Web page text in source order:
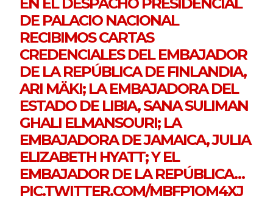
EN EL DESPACHO PRESIDENCIAL
DE PALACIO NACIONAL
RECIBIMOS CARTAS
CREDENCIALES DEL EMBAJADOR
DE LA REPÚBLICA DE FINLANDIA,
ARI MÄKI; LA EMBAJADORA DEL
ESTADO DE LIBIA, SANA SULIMAN
GHALI ELMANSOURI; LA
EMBAJADORA DE JAMAICA, JULIA
ELIZABETH HYATT; Y EL
EMBAJADOR DE LA REPÚBLICA…
PIC.TWITTER.COM/MBFP1OM4XJ